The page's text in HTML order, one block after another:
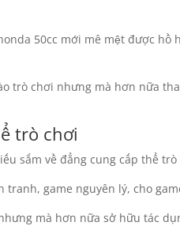
50cc mới mê mệt được hồ
trò chơi nhưng mà hơn nữa
trò chơi
sắm về đẳng cung cấp thể trò
game nguyên lý, cho
mà hơn nữa sở hữu tác